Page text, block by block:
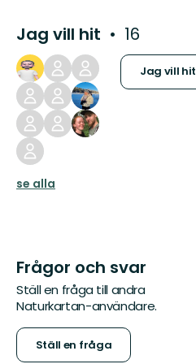
Jag vill hit 16
Jag vill hit
se alla
Frågor och svar
Ställ en fråga till andra
Naturkartan-användare.
Ställ en fråga